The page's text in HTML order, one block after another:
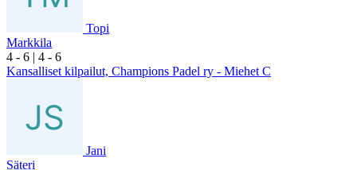
Topi
Markkila
4 - 6 | 4 - 6
Kansalliset kilpailut, Champions Padel ry - Miehet C
Jani
Säteri